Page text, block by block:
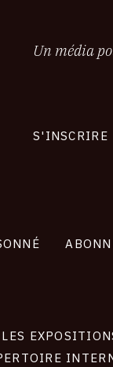
Un média
S'INSCRIRE
LES